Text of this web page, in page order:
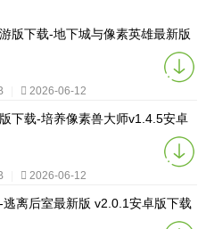
版下载-地下城与像素英雄最新版
2026-06-12
下载-培养像素兽大师v1.4.5安卓
2026-06-12
离后室最新版 v2.0.1安卓版下载